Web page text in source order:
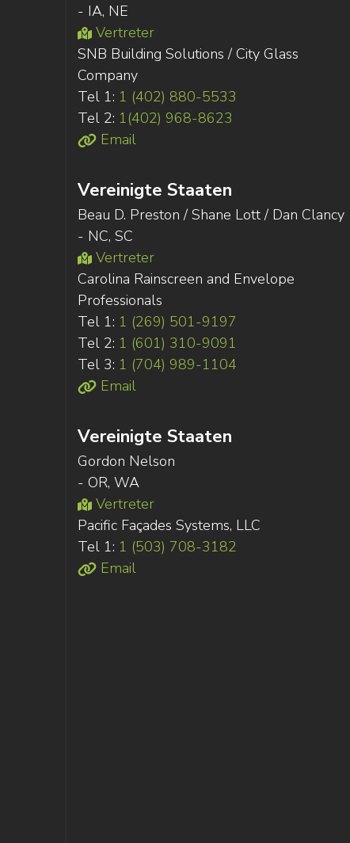
- IA, NE
Vertreter
SNB Building Solutions / City Glass
Company
Tel 1: 1 (402) 880-5533
Tel 2: 1(402) 968-8623
Email
Vereinigte Staaten
Beau D. Preston / Shane Lott / Dan Clancy
- NC, SC
Vertreter
Carolina Rainscreen and Envelope
Professionals
Tel 1: 1 (269) 501-9197
Tel 2: 1 (601) 310-9091
Tel 3: 1 (704) 989-1104
Email
Vereinigte Staaten
Gordon Nelson
- OR, WA
Vertreter
Pacific Façades Systems, LLC
Tel 1: 1 (503) 708-3182
Email